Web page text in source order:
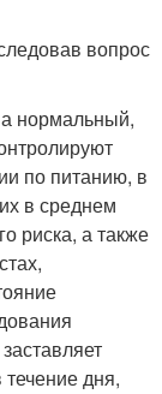
вопрос
нормальный,
по питанию, в
в среднем
риска, а также
дня,